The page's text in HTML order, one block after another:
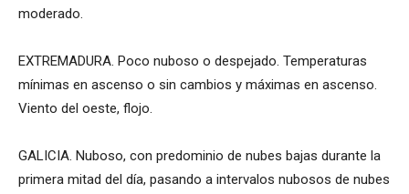
moderado.
EXTREMADURA. Poco nuboso o despejado. Temperaturas
mínimas en ascenso o sin cambios y máximas en ascenso.
Viento del oeste, flojo.
GALICIA. Nuboso, con predominio de nubes bajas durante la
primera mitad del día, pasando a intervalos nubosos de nubes